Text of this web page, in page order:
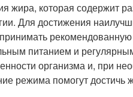
жира, которая содержит
Для достижения
питанием и
организма и, при
режима помогут достичь